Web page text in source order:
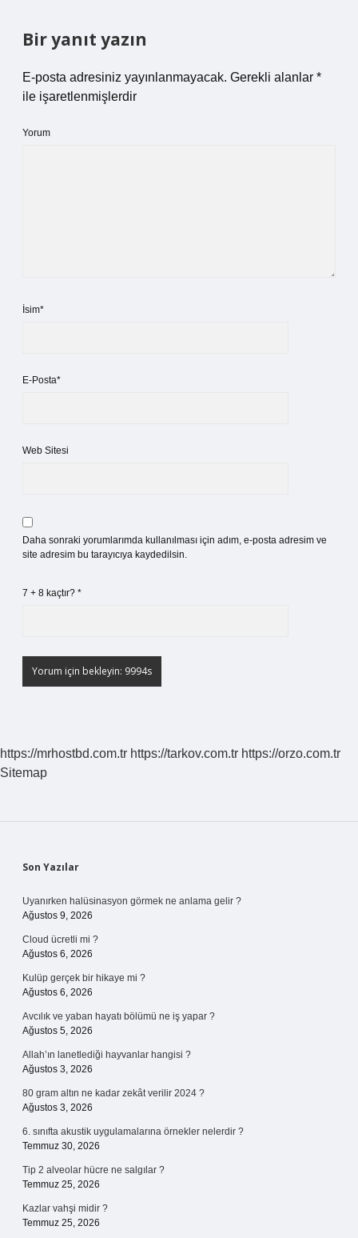
Bir yanıt yazın
E-posta adresiniz yayınlanmayacak. Gerekli alanlar *
ile işaretlenmişlerdir
Yorum
İsim*
E-Posta*
Web Sitesi
Daha sonraki yorumlarımda kullanılması için adım, e-posta adresim ve
site adresim bu tarayıcıya kaydedilsin.
7 + 8 kaçtır? *
https://mrhostbd.com.tr https://tarkov.com.tr https://orzo.com.tr
Sitemap
Sidebar
Son Yazılar
Uyanırken halüsinasyon görmek ne anlama gelir ?
Ağustos 9, 2026
Cloud ücretli mi ?
Ağustos 6, 2026
Kulüp gerçek bir hikaye mi ?
Ağustos 6, 2026
Avcılık ve yaban hayatı bölümü ne iş yapar ?
Ağustos 5, 2026
Allah’ın lanetlediği hayvanlar hangisi ?
Ağustos 3, 2026
80 gram altın ne kadar zekât verilir 2024 ?
Ağustos 3, 2026
6. sınıfta akustik uygulamalarına örnekler nelerdir ?
Temmuz 30, 2026
Tip 2 alveolar hücre ne salgılar ?
Temmuz 25, 2026
Kazlar vahşi midir ?
Temmuz 25, 2026